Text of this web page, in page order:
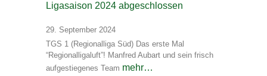
Ligasaison 2024 abgeschlossen
29. September 2024
TGS 1 (Regionalliga Süd) Das erste Mal
“Regionalligaluft”! Manfred Aubart und sein frisch
aufgestiegenes Team mehr…